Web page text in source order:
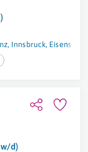
, Innsbruck, Eisenstadt
d)